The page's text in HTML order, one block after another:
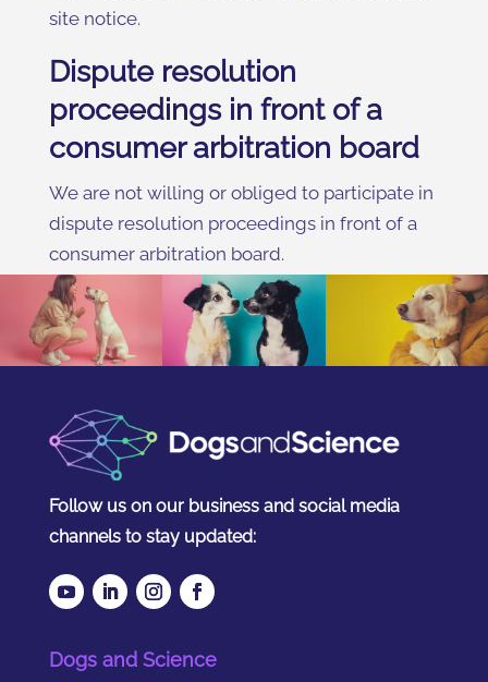
site notice.
Dispute resolution
proceedings in front of a
consumer arbitration board
We are not willing or obliged to participate in
dispute resolution proceedings in front of a
consumer arbitration board.
Follow us on our business and social media
channels to stay updated:
Dogs and Science